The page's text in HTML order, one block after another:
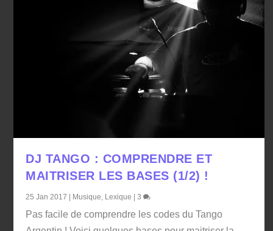
DJ TANGO : COMPRENDRE ET
MAITRISER LES BASES (1/2) !
25 Jan 2017 | Musique, Lexique |3
Pas facile de comprendre les codes du Tango